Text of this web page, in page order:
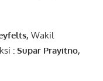
Wakil
: Supar Prayitno,